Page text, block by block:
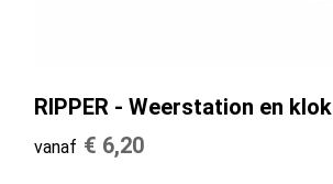
RIPPER - Weerstation en klok
vanaf € 6,20